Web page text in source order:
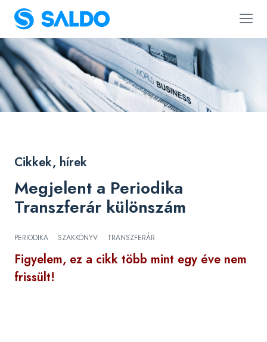
Cikkek, hírek
Megjelent a Periodika
Transzferár különszám
PERIODIKA SZAKKÖNYV TRANSZFERÁR
Figyelem, ez a cikk több mint egy éve nem
frissült!